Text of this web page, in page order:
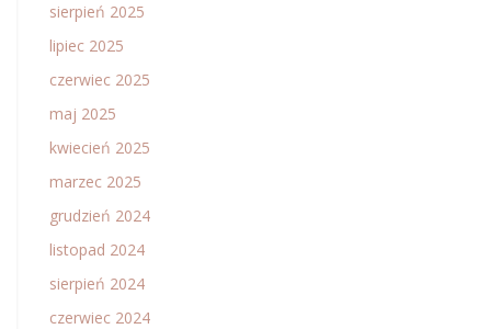
sierpień 2025
lipiec 2025
czerwiec 2025
maj 2025
kwiecień 2025
marzec 2025
grudzień 2024
listopad 2024
sierpień 2024
czerwiec 2024